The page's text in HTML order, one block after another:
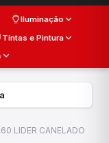
Iluminação
Tintas e Pintura
LIDER CANELADO